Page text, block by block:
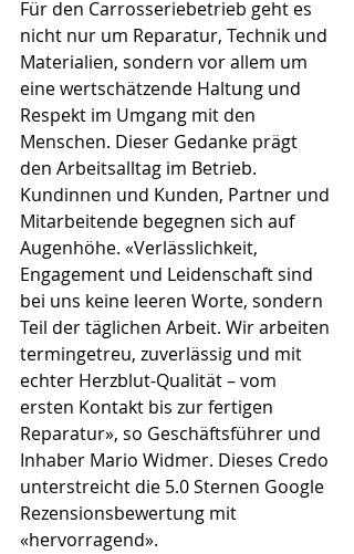
Für den Carrosseriebetrieb geht es
nicht nur um Reparatur, Technik und
Materialien, sondern vor allem um
eine wertschätzende Haltung und
Respekt im Umgang mit den
Menschen. Dieser Gedanke prägt
den Arbeitsalltag im Betrieb.
Kundinnen und Kunden, Partner und
Mitarbeitende begegnen sich auf
Augenhöhe. «Verlässlichkeit,
Engagement und Leidenschaft sind
bei uns keine leeren Worte, sondern
Teil der täglichen Arbeit. Wir arbeiten
termingetreu, zuverlässig und mit
echter Herzblut-Qualität – vom
ersten Kontakt bis zur fertigen
Reparatur», so Geschäftsführer und
Inhaber Mario Widmer. Dieses Credo
unterstreicht die 5.0 Sternen Google
Rezensionsbewertung mit
«hervorragend».